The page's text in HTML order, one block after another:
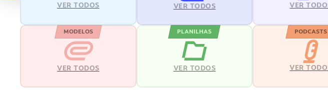
VER TODOS VER TODOS VER
MODELOS
VER TODOS
PLANILHAS
VER TODOS
PODCASTS
VER